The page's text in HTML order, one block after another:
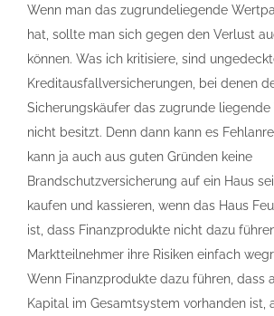
Wenn man das zugrundeliegende
hat, sollte man sich gegen den Verlust
können. Was ich kritisiere, sind
Kreditausfallversicherungen, bei denen
Sicherungskäufer das zugrunde
nicht besitzt. Denn dann kann es
kann ja auch aus guten Gründen keine
Brandschutzversicherung auf ein Haus
kaufen und kassieren, wenn das Haus
ist, dass Finanzprodukte nicht dazu
Marktteilnehmer ihre Risiken einfach
Wenn Finanzprodukte dazu führen, dass
Kapital im Gesamtsystem vorhanden ist,